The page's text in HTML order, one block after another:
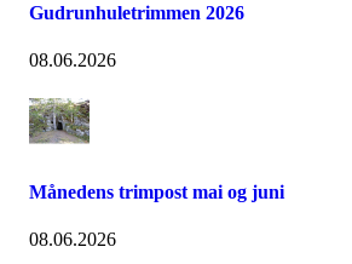
Gudrunhuletrimmen 2026
08.06.2026
Månedens trimpost mai og juni
08.06.2026